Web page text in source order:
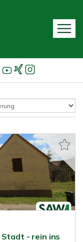
Stadt - rein ins